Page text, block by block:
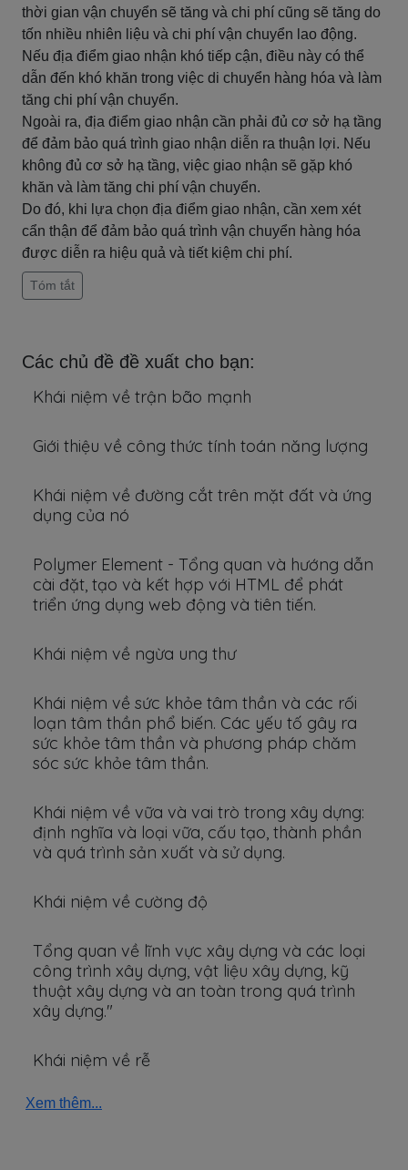
thời gian vận chuyển sẽ tăng và chi phí cũng sẽ tăng do
tốn nhiều nhiên liệu và chi phí vận chuyển lao động.
Nếu địa điểm giao nhận khó tiếp cận, điều này có thể
dẫn đến khó khăn trong việc di chuyển hàng hóa và làm
tăng chi phí vận chuyển.
Ngoài ra, địa điểm giao nhận cần phải đủ cơ sở hạ tầng
để đảm bảo quá trình giao nhận diễn ra thuận lợi. Nếu
không đủ cơ sở hạ tầng, việc giao nhận sẽ gặp khó
khăn và làm tăng chi phí vận chuyển.
Do đó, khi lựa chọn địa điểm giao nhận, cần xem xét
cẩn thận để đảm bảo quá trình vận chuyển hàng hóa
được diễn ra hiệu quả và tiết kiệm chi phí.
Tóm tắt
Các chủ đề đề xuất cho bạn:
Khái niệm về trận bão mạnh
Giới thiệu về công thức tính toán năng lượng
Khái niệm về đường cắt trên mặt đất và ứng
dụng của nó
Polymer Element - Tổng quan và hướng dẫn
cài đặt, tạo và kết hợp với HTML để phát
triển ứng dụng web động và tiên tiến.
Khái niệm về ngừa ung thư
Khái niệm về sức khỏe tâm thần và các rối
loạn tâm thần phổ biến. Các yếu tố gây ra
sức khỏe tâm thần và phương pháp chăm
sóc sức khỏe tâm thần.
Khái niệm về vữa và vai trò trong xây dựng:
định nghĩa và loại vữa, cấu tạo, thành phần
và quá trình sản xuất và sử dụng.
Khái niệm về cường độ
Tổng quan về lĩnh vực xây dựng và các loại
công trình xây dựng, vật liệu xây dựng, kỹ
thuật xây dựng và an toàn trong quá trình
xây dựng."
Khái niệm về rễ
Xem thêm...